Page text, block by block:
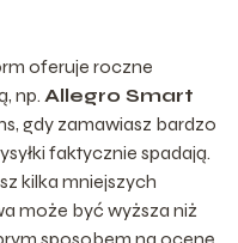
oferuje roczne
np. Allegro Smart
gdy zamawiasz bardzo
faktycznie spadają.
kilka mniejszych
może być wyższa niż